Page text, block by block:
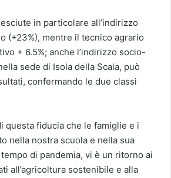
in particolare all’indirizzo
(+23%), mentre il tecnico agrario
+ 6.5%; anche l’indirizzo socio-
sede di Isola della Scala, può
confermando le due classi
questa fiducia che le famiglie e i
nella nostra scuola e nella sua
di pandemia, vi è un ritorno ai
all’agricoltura sostenibile e alla